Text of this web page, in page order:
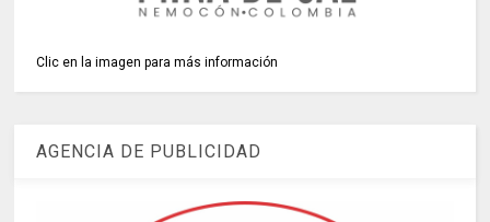
Clic en la imagen para más información
AGENCIA DE PUBLICIDAD